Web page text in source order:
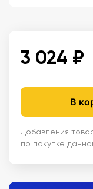
3 024 ₽
В
Добавления
по покупке